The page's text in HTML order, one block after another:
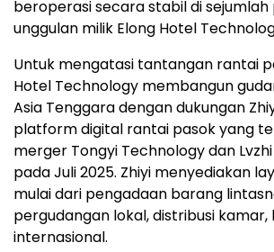
beroperasi secara stabil di
unggulan milik Elong Hotel
Untuk mengatasi tantangan rantai
Hotel Technology membangun
Asia Tenggara dengan dukungan
platform digital rantai pasok yang
merger Tongyi Technology dan
pada Juli 2025. Zhiyi menyediakan
mulai dari pengadaan barang
pergudangan lokal, distribusi kamar,
internasional.